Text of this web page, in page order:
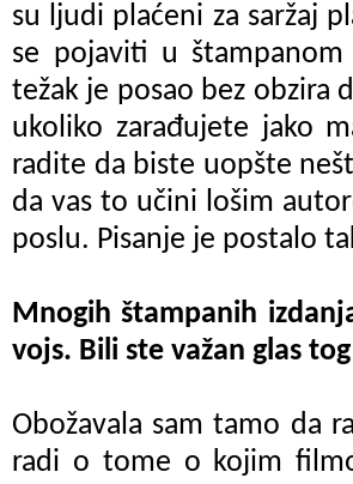
su ljudi plaćeni za saržaj
se pojaviti u štampanom
težak je posao bez obzira
ukoliko zarađujete jako
radite da biste uopšte
da vas to učini lošim
poslu. Pisanje je postalo
Mnogih štampanih
vojs. Bili ste važan glas
Obožavala sam tamo da
radi o tome o kojim